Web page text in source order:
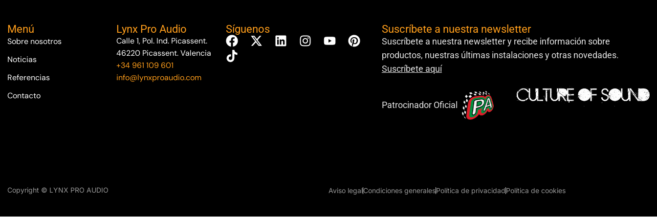
Menú
Sobre nosotros
Noticias
Referencias
Contacto
Lynx Pro Audio
Calle 1, Pol. Ind. Picassent.
46220 Picassent. Valencia
+34 961 109 601
info@lynxproaudio.com
Síguenos Suscríbete a nuestra newsletter
Suscríbete a nuestra newsletter y recibe información sobre
productos, nuestras últimas instalaciones y otras novedades.
Suscríbete aquí
Patrocinador Oficial
Copyright © LYNX PRO AUDIO Aviso legalCondiciones generalesPolítica de privacidadPolítica de cookies